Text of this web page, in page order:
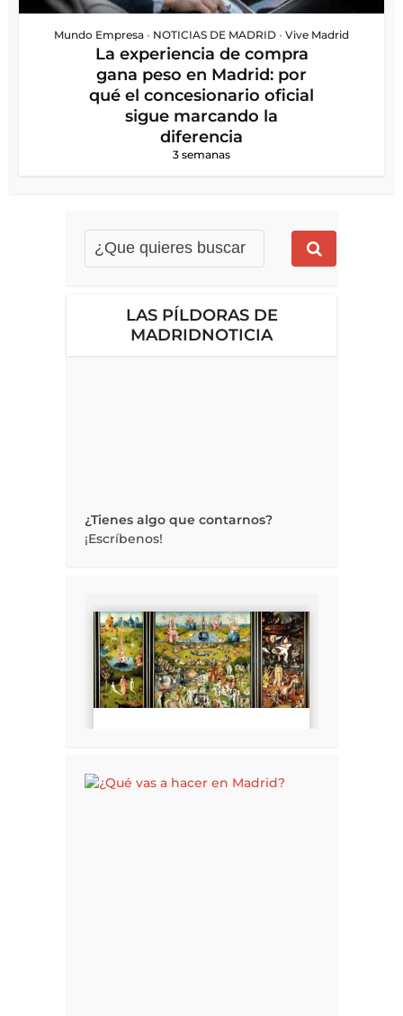
Mundo Empresa • NOTICIAS DE MADRID • Vive Madrid
La experiencia de compra
gana peso en Madrid: por
qué el concesionario oficial
sigue marcando la
diferencia
3 semanas
LAS PÍLDORAS DE
MADRIDNOTICIA
¿Tienes algo que contarnos?
¡Escríbenos!